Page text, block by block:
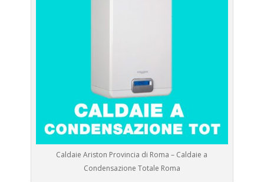
Caldaie Ariston Provincia di Roma – Caldaie a
Condensazione Totale Roma